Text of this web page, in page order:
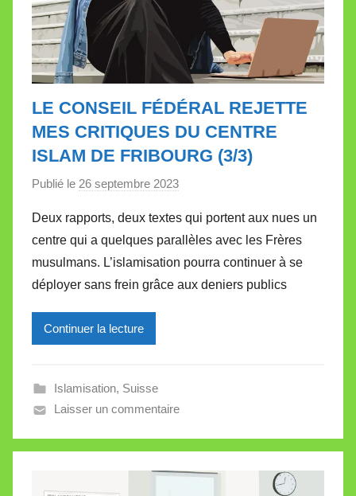
LE CONSEIL FÉDÉRAL REJETTE
MES CRITIQUES DU CENTRE
ISLAM DE FRIBOURG (3/3)
Publié le 26 septembre 2023
r
M
i
r
V
l
l
Deux rapports, deux textes qui portent aux nues un
centre qui a quelques parallèles avec les Frères
musulmans. L’islamisation pourra continuer à se
déployer sans frein grâce aux deniers publics
Continuer la lecture
Islamisation, Suisse
Laisser un commentaire